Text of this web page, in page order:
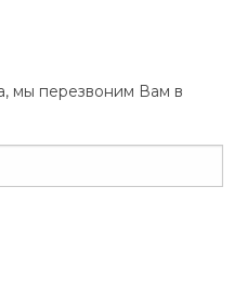
приглашенных,
проведения
мы перезвоним Вам в